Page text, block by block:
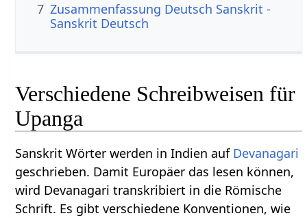
7 Zusammenfassung Deutsch Sanskrit -
Sanskrit Deutsch
Verschiedene Schreibweisen für
Upanga
Sanskrit Wörter werden in Indien auf Devanagari
geschrieben. Damit Europäer das lesen können,
wird Devanagari transkribiert in die Römische
Schrift. Es gibt verschiedene Konventionen, wie